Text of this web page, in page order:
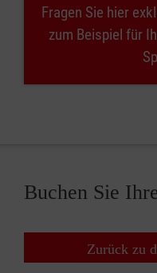
Fragen Sie hier
zum Beispiel für
Buchen Sie
Zurück zu